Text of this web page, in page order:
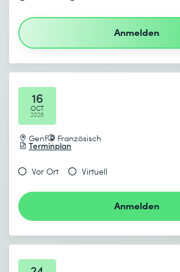
* Pflichtfelder
Anmelden
16
OCT
2026
Genf Französisch
Terminplan
Vor Ort Virtuell
Anmelden